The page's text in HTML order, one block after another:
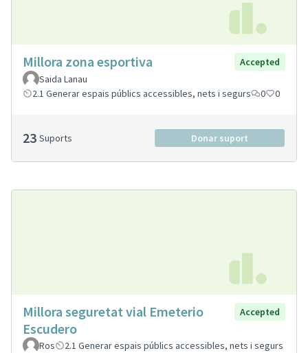
Millora zona esportiva
Accepted
Saida Lanau
2.1 Generar espais públics accessibles, nets i segurs
0 0
23 Suports Donar suport
Millora seguretat vial Emeterio
Escudero
Accepted
Ros
2.1 Generar espais públics accessibles, nets i segurs